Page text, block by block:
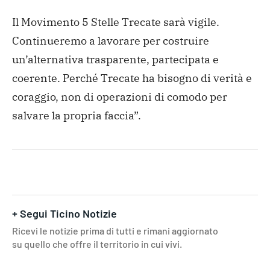
Il Movimento 5 Stelle Trecate sarà vigile.
Continueremo a lavorare per costruire
un’alternativa trasparente, partecipata e
coerente. Perché Trecate ha bisogno di verità e
coraggio, non di operazioni di comodo per
salvare la propria faccia”.
+ Segui Ticino Notizie
Ricevi le notizie prima di tutti e rimani aggiornato
su quello che offre il territorio in cui vivi.